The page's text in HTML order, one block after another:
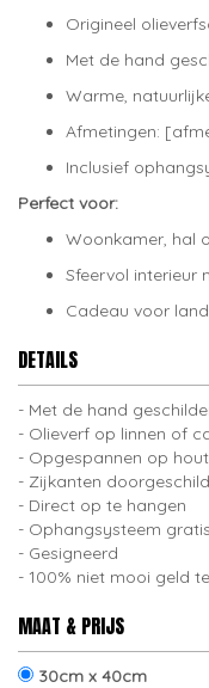
Origineel
Met de hand
Warme,
Afmetingen:
Inclusief
Perfect voor:
Woonkamer, hal
Sfeervol interieur
Cadeau voor
DETAILS
Met de hand
Olieverf op linnen of
Opgespannen op
Zijkanten
Direct op te hangen
Ophangsysteem
Gesigneerd
100% niet mooi geld
MAAT & PRIJS
30cm x 40cm